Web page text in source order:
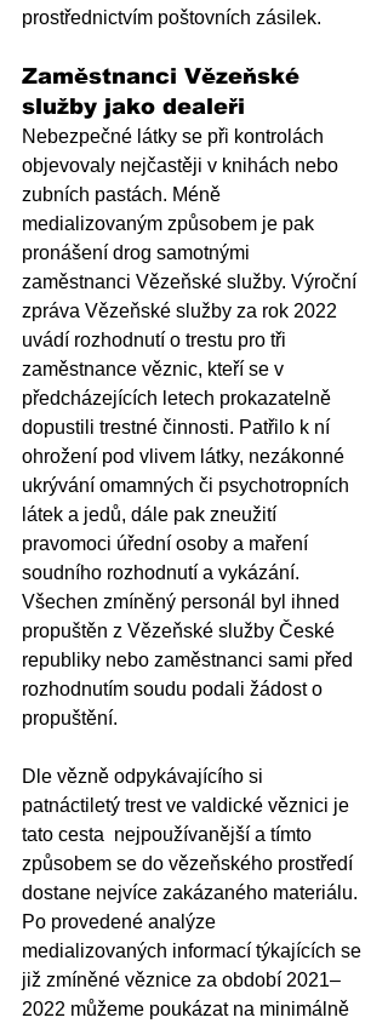
prostřednictvím poštovních zásilek.
Zaměstnanci Vězeňské
služby jako dealeři
Nebezpečné látky se při kontrolách
objevovaly nejčastěji v knihách nebo
zubních pastách. Méně
medializovaným způsobem je pak
pronášení drog samotnými
zaměstnanci Vězeňské služby. Výroční
zpráva Vězeňské služby za rok 2022
uvádí rozhodnutí o trestu pro tři
zaměstnance věznic, kteří se v
předcházejících letech prokazatelně
dopustili trestné činnosti. Patřilo k ní
ohrožení pod vlivem látky, nezákonné
ukrývání omamných či psychotropních
látek a jedů, dále pak zneužití
pravomoci úřední osoby a maření
soudního rozhodnutí a vykázání.
Všechen zmíněný personál byl ihned
propuštěn z Vězeňské služby České
republiky nebo zaměstnanci sami před
rozhodnutím soudu podali žádost o
propuštění.
Dle vězně odpykávajícího si
patnáctiletý trest ve valdické věznici je
tato cesta  nejpoužívanější a tímto
způsobem se do vězeňského prostředí
dostane nejvíce zakázaného materiálu.
Po provedené analýze
medializovaných informací týkajících se
již zmíněné věznice za období 2021–
2022 můžeme poukázat na minimálně